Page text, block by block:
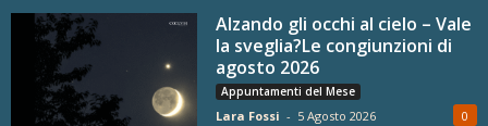
Alzando gli occhi al cielo – Vale
la sveglia?Le congiunzioni di
agosto 2026
Appuntamenti del Mese
Lara Fossi - 5 Agosto 2026 0